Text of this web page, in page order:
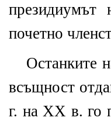
почетно
Останките
всъщност
г. на ХХ в. го